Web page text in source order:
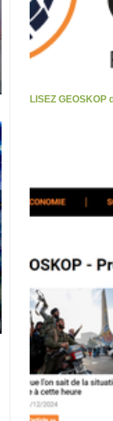
LISEZ GEOSKOP